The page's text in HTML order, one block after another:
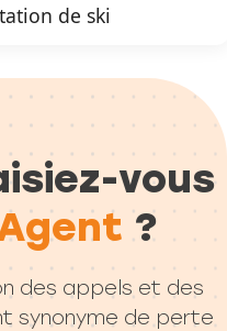
de ski
vous
?
des appels et des
synonyme de perte